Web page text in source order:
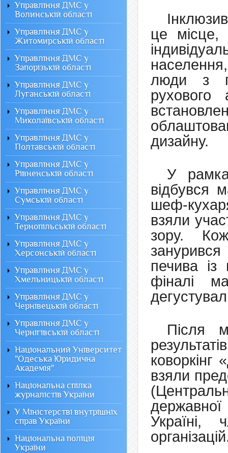
це місце,
люди з
рухового
дизайну.
У
відбувся
шеф-
взяли
зору.
печива
фіналі
Після
коворкінг
взяли
Україні,
Управління ДМС у
Волинській області
Управління ДМС у
Житомирській області
Управління ДМС у
Запорізькій області
Управління ДМС у
Луганській області
Управління ДМС у
Миколаївській області
Управління ДМС у
Полтавській області
Управління ДМС у
Рівненській області
Управління ДМС у
Сумській області
Управління ДМС у
Тернопільській області
Управління ДМС у
Херсонській області
Управління ДМС у
Хмельницькій області
Управління ДМС у
Чернівецькій області
Управління ДМС у
Чернігівській області
Національний Університет
"Одеська Юридична
Академія"
Національна спілка
журналістів України
У Міністерстві внутрішніх
справ України
Національна поліція
України